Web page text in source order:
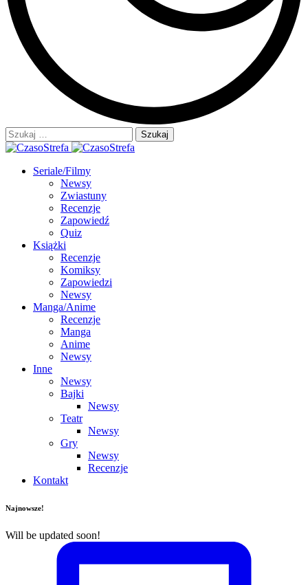
Szukaj:
Seriale/Filmy
Newsy
Zwiastuny
Recenzje
Zapowiedź
Quiz
Książki
Recenzje
Komiksy
Zapowiedzi
Newsy
Manga/Anime
Recenzje
Manga
Anime
Newsy
Inne
Newsy
Bajki
Newsy
Teatr
Newsy
Gry
Newsy
Recenzje
Kontakt
Najnowsze!
Will be updated soon!